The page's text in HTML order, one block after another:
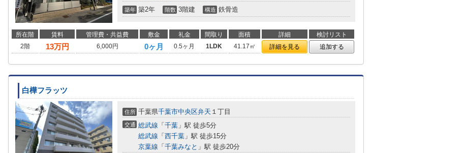
築年 築2年 階数 3階建 構造 鉄骨造
所在階 賃料 管理費・共益費 敷金 礼金 間取り 面積 詳細
検討リスト
2階
13万円 6,000円 0ヶ月 0.5ヶ月 1LDK 41.17㎡ 詳細を見る 追加する
白樺フラッツ
住所 千葉県千葉市中央区弁天 １丁目
交通 総武線 「 千葉 」駅 徒歩5分
総武線 「 西千葉 」駅 徒歩15分
京葉線 「 千葉みなと 」駅 徒歩20分